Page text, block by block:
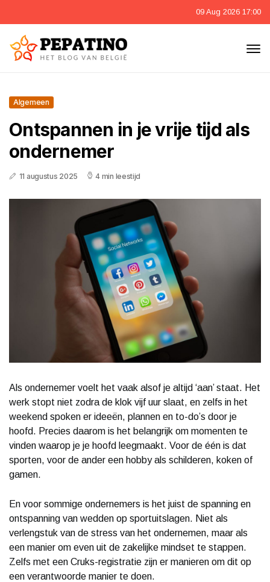
09 Aug 2026 17:00
Algemeen
Ontspannen in je vrije tijd als
ondernemer
11 augustus 2025 4 min leestijd
Als ondernemer voelt het vaak alsof je altijd ‘aan’ staat. Het
werk stopt niet zodra de klok vijf uur slaat, en zelfs in het
weekend spoken er ideeën, plannen en to-do’s door je
hoofd. Precies daarom is het belangrijk om momenten te
vinden waarop je je hoofd leegmaakt. Voor de één is dat
sporten, voor de ander een hobby als schilderen, koken of
gamen.
En voor sommige ondernemers is het juist de spanning en
ontspanning van wedden op sportuitslagen. Niet als
verlengstuk van de stress van het ondernemen, maar als
een manier om even uit de zakelijke mindset te stappen.
Zelfs met een Cruks-registratie zijn er manieren om dit op
een verantwoorde manier te doen.